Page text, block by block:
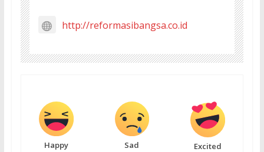
http://reformasibangsa.co.id
Happy Sad Excited